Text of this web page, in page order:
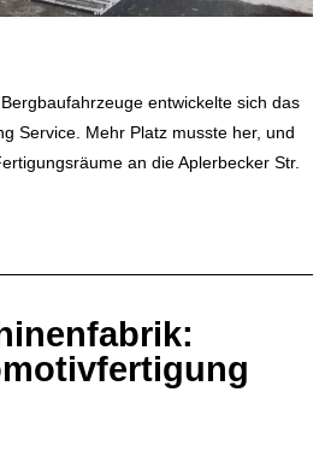
entwickelte sich das
Service. Mehr Platz musste her, und
an die Aplerbecker Str.